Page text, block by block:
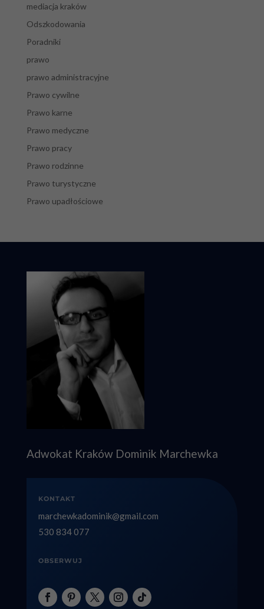
mediacja kraków
Odszkodowania
Poradniki
prawo
prawo administracyjne
Prawo cywilne
Prawo karne
Prawo medyczne
Prawo pracy
Prawo rodzinne
Prawo turystyczne
Prawo upadłościowe
Adwokat Kraków Dominik Marchewka
KONTAKT
marchewkadominik@gmail.com
530 834 077
OBSERWUJ